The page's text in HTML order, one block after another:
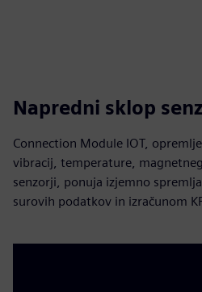
Napredni sklop
Connection Module IOT,
vibracij, temperature,
senzorji, ponuja izjemno
surovih podatkov in izračunom